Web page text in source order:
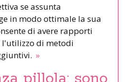
se assunta
in modo ottimale la sua
di avere rapporti
l'utilizzo di metodi
»